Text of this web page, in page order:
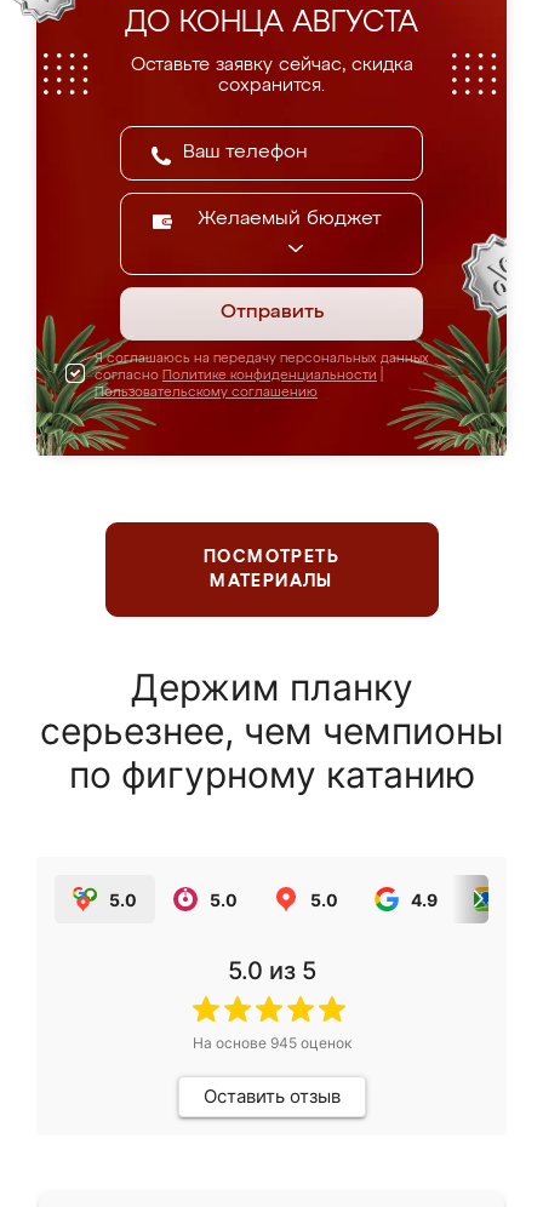
ДО КОНЦА АВГУСТА
Оставьте заявку сейчас, скидка
сохранится.
Желаемый бюджет
Отправить
Я соглашаюсь на передачу персональных данных
согласно Политике конфиденциальности
Пользовательскому соглашению
ПОСМОТРЕТЬ
МАТЕРИАЛЫ
Держим планку
серьезнее, чем чемпионы
по фигурному катанию
5.0 5.0 5.0 4.9
5.0 из 5
На основе 945оценок
Оставить отзыв